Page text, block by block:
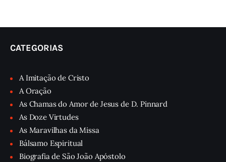
CATEGORIAS
A Imitação de Cristo
A Oração
As Chamas do Amor de Jesus de D. Pinnard
As Doze Virtudes
As Maravilhas da Missa
Bálsamo Espiritual
Biografia de São João Apóstolo